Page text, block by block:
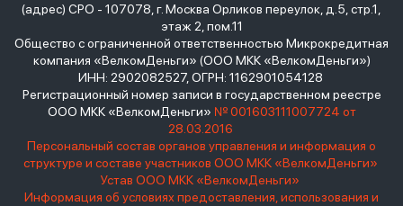
(адрес) СРО - 107078, г. Москва Орликов переулок, д.5, стр.1,
этаж 2, пом.11
Общество с ограниченной ответственностью Микрокредитная
компания «ВелкомДеньги» (ООО МКК «ВелкомДеньги»)
ИНН: 2902082527, ОГРН: 1162901054128
Регистрационный номер записи в государственном реестре
ООО МКК «ВелкомДеньги» № 001603111007724 от
28.03.2016
Персональный состав органов управления и информация о
структуре и составе участников ООО МКК «ВелкомДеньги»
Устав ООО МКК «ВелкомДеньги»
Информация об условиях предоставления, использования и